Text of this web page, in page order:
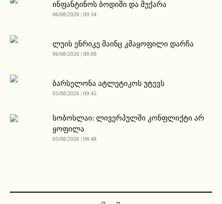
ინფანტინოს ბოდიში და მუქარა
06/08/2026 | 09:34
ლუის ენრიკე მაინც კმაყოფილი დარჩა
06/08/2026 | 08:08
ბარსელონა ატლეტიკოს უტევს
05/08/2026 | 09:45
სობოსლაი: ლივერპულში კონფლიქტი არ
ყოფილა
05/08/2026 | 08:48